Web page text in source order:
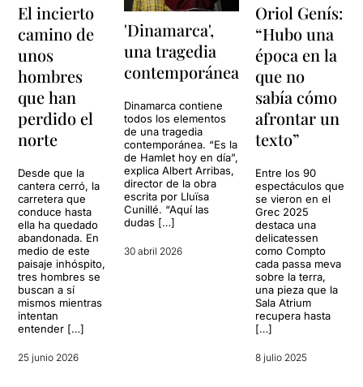
El incierto
camino de
unos
hombres
que han
perdido el
norte
Desde que la
cantera cerró, la
carretera que
conduce hasta
ella ha quedado
abandonada. En
medio de este
paisaje inhóspito,
tres hombres se
buscan a sí
mismos mientras
intentan
entender […]
25 junio 2026
'Dinamarca',
una tragedia
contemporánea
Dinamarca contiene
todos los elementos
de una tragedia
contemporánea. “Es la
de Hamlet hoy en día”,
explica Albert Arribas,
director de la obra
escrita por Lluïsa
Cunillé. “Aquí las
dudas […]
30 abril 2026
Oriol Genís:
“Hubo una
época en la
que no
sabía cómo
afrontar un
texto”
Entre los 90
espectáculos que
se vieron en el
Grec 2025
destaca una
delicatessen
como Compto
cada passa meva
sobre la terra,
una pieza que la
Sala Atrium
recupera hasta
[…]
8 julio 2025